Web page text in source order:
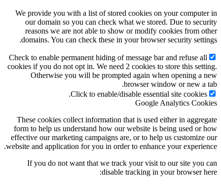
We provide you with a list of stored cookies on your computer in
our domain so you can check what we stored. Due to security
reasons we are not able to show or modify cookies from other
domains. You can check these in your browser security settings.
Check to enable permanent hiding of message bar and refuse all
cookies if you do not opt in. We need 2 cookies to store this setting.
Otherwise you will be prompted again when opening a new
browser window or new a tab.
Click to enable/disable essential site cookies.
Google Analytics Cookies
These cookies collect information that is used either in aggregate
form to help us understand how our website is being used or how
effective our marketing campaigns are, or to help us customize our
website and application for you in order to enhance your experience.
If you do not want that we track your visit to our site you can
disable tracking in your browser here: